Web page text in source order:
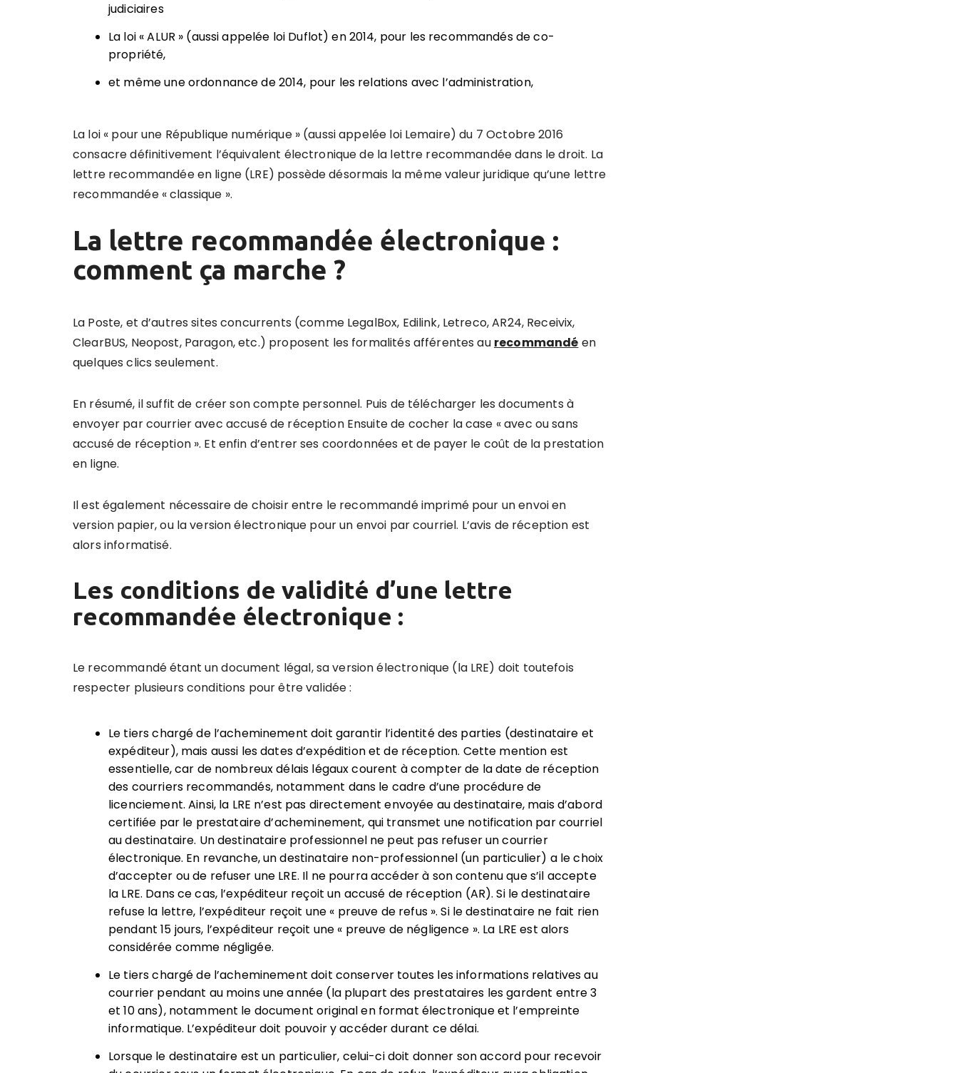
judiciaires
La loi « ALUR » (aussi appelée loi Duflot) en 2014, pour les recommandés de co-
propriété,
et même une ordonnance de 2014, pour les relations avec l’administration,
La loi « pour une République numérique » (aussi appelée loi Lemaire) du 7 Octobre 2016
consacre définitivement l’équivalent électronique de la lettre recommandée dans le droit. La
lettre recommandée en ligne (LRE) possède désormais la même valeur juridique qu’une lettre
recommandée « classique ».
La lettre recommandée électronique :
comment ça marche ?
La Poste, et d’autres sites concurrents (comme LegalBox, Edilink, Letreco, AR24, Receivix,
ClearBUS, Neopost, Paragon, etc.) proposent les formalités afférentes au recommandé en
quelques clics seulement.
En résumé, il suffit de créer son compte personnel. Puis de télécharger les documents à
envoyer par courrier avec accusé de réception Ensuite de cocher la case « avec ou sans
accusé de réception ». Et enfin d’entrer ses coordonnées et de payer le coût de la prestation
en ligne.
Il est également nécessaire de choisir entre le recommandé imprimé pour un envoi en
version papier, ou la version électronique pour un envoi par courriel. L’avis de réception est
alors informatisé.
Les conditions de validité d’une lettre
recommandée électronique :
Le recommandé étant un document légal, sa version électronique (la LRE) doit toutefois
respecter plusieurs conditions pour être validée :
Le tiers chargé de l’acheminement doit garantir l’identité des parties (destinataire et
expéditeur), mais aussi les dates d’expédition et de réception. Cette mention est
essentielle, car de nombreux délais légaux courent à compter de la date de réception
des courriers recommandés, notamment dans le cadre d’une procédure de
licenciement. Ainsi, la LRE n’est pas directement envoyée au destinataire, mais d’abord
certifiée par le prestataire d’acheminement, qui transmet une notification par courriel
au destinataire. Un destinataire professionnel ne peut pas refuser un courrier
électronique. En revanche, un destinataire non-professionnel (un particulier) a le choix
d’accepter ou de refuser une LRE. Il ne pourra accéder à son contenu que s’il accepte
la LRE. Dans ce cas, l’expéditeur reçoit un accusé de réception (AR). Si le destinataire
refuse la lettre, l’expéditeur reçoit une « preuve de refus ». Si le destinataire ne fait rien
pendant 15 jours, l’expéditeur reçoit une « preuve de négligence ». La LRE est alors
considérée comme négligée.
Le tiers chargé de l’acheminement doit conserver toutes les informations relatives au
courrier pendant au moins une année (la plupart des prestataires les gardent entre 3
et 10 ans), notamment le document original en format électronique et l’empreinte
informatique. L’expéditeur doit pouvoir y accéder durant ce délai.
Lorsque le destinataire est un particulier, celui-ci doit donner son accord pour recevoir